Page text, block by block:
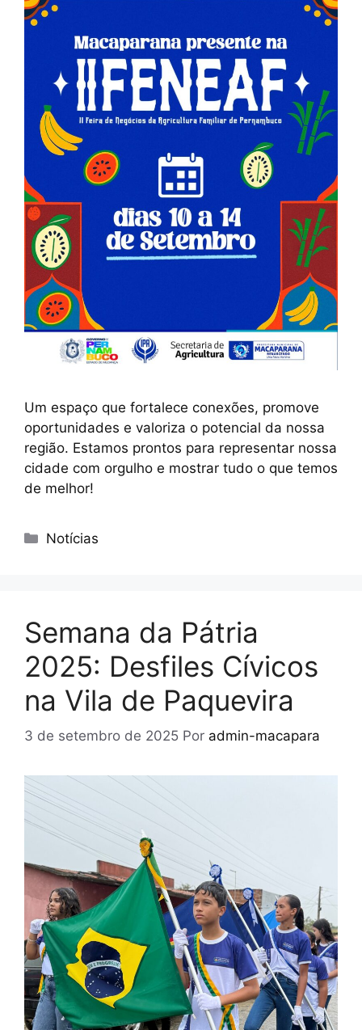
Um espaço que fortalece conexões, promove
oportunidades e valoriza o potencial da nossa
região. Estamos prontos para representar nossa
cidade com orgulho e mostrar tudo o que temos
de melhor!
Notícias
Semana da Pátria
2025: Desfiles Cívicos
na Vila de Paquevira
3 de setembro de 2025 Por admin-macapara